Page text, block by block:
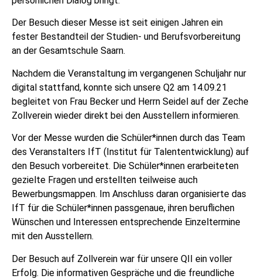
Der Besuch dieser Messe ist seit einigen Jahren ein
fester Bestandteil der Studien- und Berufsvorbereitung
an der Gesamtschule Saarn.
Nachdem die Veranstaltung im vergangenen Schuljahr nur
digital stattfand, konnte sich unsere Q2 am 14.09.21
begleitet von Frau Becker und Herrn Seidel auf der Zeche
Zollverein wieder direkt bei den Ausstellern informieren.
Vor der Messe wurden die Schüler*innen durch das Team
des Veranstalters IfT (Institut für Talententwicklung) auf
den Besuch vorbereitet. Die Schüler*innen erarbeiteten
gezielte Fragen und erstellten teilweise auch
Bewerbungsmappen. Im Anschluss daran organisierte das
IfT für die Schüler*innen passgenaue, ihren beruflichen
Wünschen und Interessen entsprechende Einzeltermine
mit den Ausstellern.
Der Besuch auf Zollverein war für unsere QII ein voller
Erfolg. Die informativen Gespräche und die freundliche